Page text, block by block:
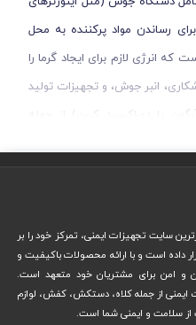
رساندن مواد پرکننده به محل
انرژی لازم برای ایجاد گرما را
انبر جوش، و تجهیزات تولید
یا دی‌اکسید کربن) از جمله
اشعه‌های مضر، لباس و دستکش
تهویه برای کاهش خطر
به عنوان وسایل جانبی در
سایت تجهیزات ایمنی، تمرکز خود را بر
داده است و با ارائه محصولات باکیفیت و
و امن برای مشتریان خود متعهد است.
از جمله کلاه، دستکش، کفش، لوازم
از سلامت و ایمنی شما است.